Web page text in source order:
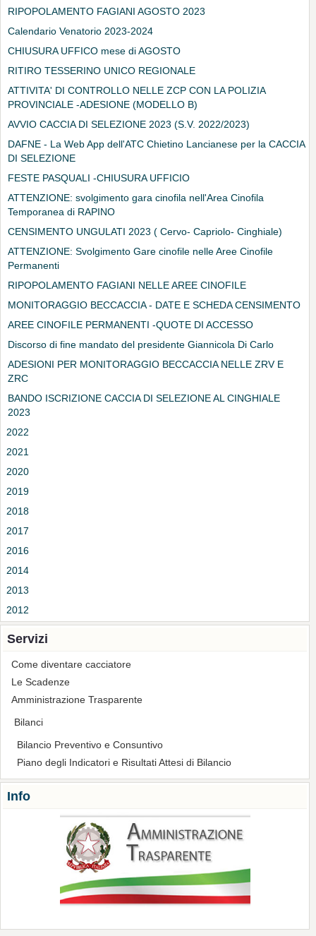
RIPOPOLAMENTO FAGIANI AGOSTO 2023
Calendario Venatorio 2023-2024
CHIUSURA UFFICO mese di AGOSTO
RITIRO TESSERINO UNICO REGIONALE
ATTIVITA' DI CONTROLLO NELLE ZCP CON LA POLIZIA
PROVINCIALE -ADESIONE (MODELLO B)
AVVIO CACCIA DI SELEZIONE 2023 (S.V. 2022/2023)
DAFNE - La Web App dell'ATC Chietino Lancianese per la CACCIA
DI SELEZIONE
FESTE PASQUALI -CHIUSURA UFFICIO
ATTENZIONE: svolgimento gara cinofila nell'Area Cinofila
Temporanea di RAPINO
CENSIMENTO UNGULATI 2023 ( Cervo- Capriolo- Cinghiale)
ATTENZIONE: Svolgimento Gare cinofile nelle Aree Cinofile
Permanenti
RIPOPOLAMENTO FAGIANI NELLE AREE CINOFILE
MONITORAGGIO BECCACCIA - DATE E SCHEDA CENSIMENTO
AREE CINOFILE PERMANENTI -QUOTE DI ACCESSO
Discorso di fine mandato del presidente Giannicola Di Carlo
ADESIONI PER MONITORAGGIO BECCACCIA NELLE ZRV E
ZRC
BANDO ISCRIZIONE CACCIA DI SELEZIONE AL CINGHIALE
2023
2022
2021
2020
2019
2018
2017
2016
2014
2013
2012
Servizi
Come diventare cacciatore
Le Scadenze
Amministrazione Trasparente
Bilanci
Bilancio Preventivo e Consuntivo
Piano degli Indicatori e Risultati Attesi di Bilancio
Info